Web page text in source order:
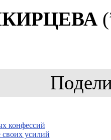
конфессий
своих усилий